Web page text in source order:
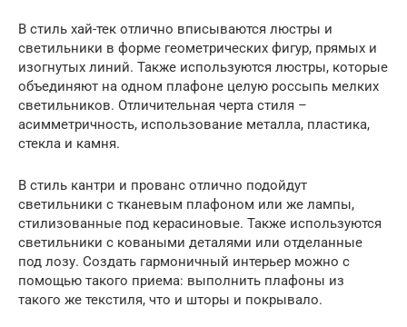
В стиль хай-тек отлично вписываются люстры и
светильники в форме геометрических фигур, прямых и
изогнутых линий. Также используются люстры, которые
объединяют на одном плафоне целую россыпь мелких
светильников. Отличительная черта стиля –
асимметричность, использование металла, пластика,
стекла и камня.
В стиль кантри и прованс отлично подойдут
светильники с тканевым плафоном или же лампы,
стилизованные под керасиновые. Также используются
светильники с коваными деталями или отделанные
под лозу. Создать гармоничный интерьер можно с
помощью такого приема: выполнить плафоны из
такого же текстиля, что и шторы и покрывало.